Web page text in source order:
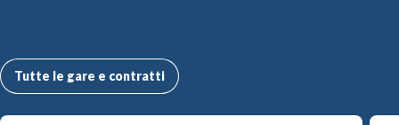
Tutte le gare e contratti